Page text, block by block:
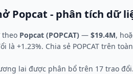
Popcat - phân tích dữ
theo Popcat (POPCAT) — $19.4M,
là +1.23%. Chia sẻ POPCAT trên
lai được phân bổ trên 17 trao